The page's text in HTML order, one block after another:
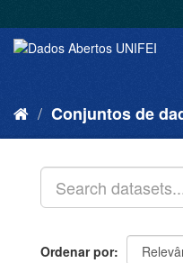
Conjuntos de
Ordenar por